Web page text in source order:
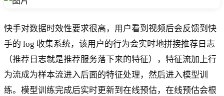
快手对数据时效性要求很高，用户看到视频后会反馈到快
手的 log 收集系统，该用户的行为会实时地拼接推荐日志
（推荐日志就是推荐服务落下来的特征），特征流加上行
为流成为样本流进入后面的特征处理，然后进入模型训
练。模型训练完成后实时更新到在线预估，在线预估会根